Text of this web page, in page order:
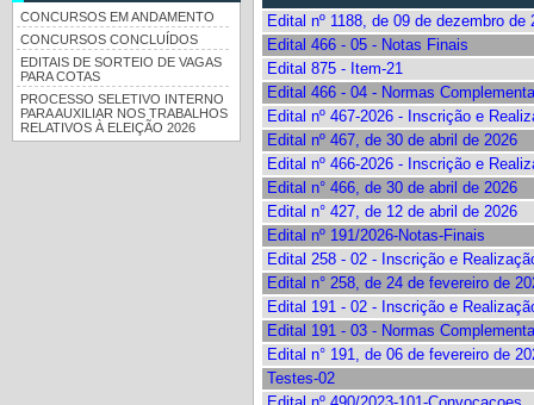
CONCURSOS EM ANDAMENTO
CONCURSOS CONCLUÍDOS
EDITAIS DE SORTEIO DE VAGAS
PARA COTAS
PROCESSO SELETIVO INTERNO
PARA AUXILIAR NOS TRABALHOS
RELATIVOS À ELEIÇÃO 2026
Edital nº 1188, de 09 de dezembro de
Edital 466 - 05 - Notas Finais
Edital 875 - Item-21
Edital 466 - 04 - Normas
Edital nº 467-2026 - Inscrição e
Edital nº 467, de 30 de abril de 2026
Edital nº 466-2026 - Inscrição e
Edital n° 466, de 30 de abril de 2026
Edital n° 427, de 12 de abril de 2026
Edital nº 191/2026-Notas-Finais
Edital 258 - 02 - Inscrição e
Edital n° 258, de 24 de fevereiro de
Edital 191 - 02 - Inscrição e
Edital 191 - 03 - Normas
Edital n° 191, de 06 de fevereiro de
Testes-02